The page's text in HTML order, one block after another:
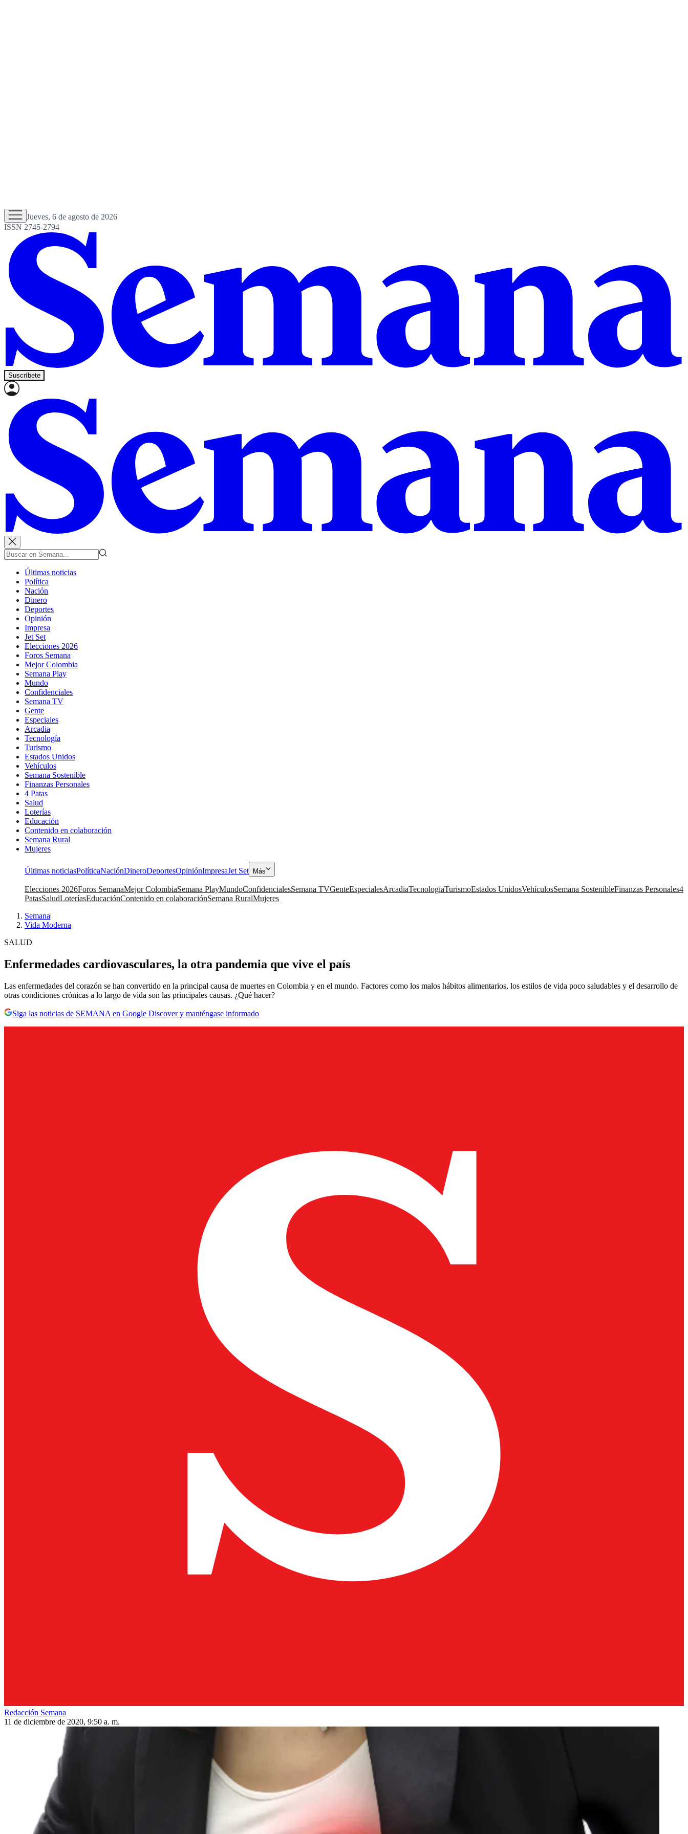
Jueves, 6 de agosto de 2026
ISSN 2745-2794
Suscríbete
Últimas noticias
Política
Nación
Dinero
Deportes
Opinión
Impresa
Jet Set
Elecciones 2026
Foros Semana
Mejor Colombia
Semana Play
Mundo
Confidenciales
Semana TV
Gente
Especiales
Arcadia
Tecnología
Turismo
Estados Unidos
Vehículos
Semana Sostenible
Finanzas Personales
4 Patas
Salud
Loterías
Educación
Contenido en colaboración
Semana Rural
Mujeres
Últimas noticiasPolíticaNaciónDineroDeportesOpiniónImpresaJet Set Más
Elecciones 2026Foros SemanaMejor ColombiaSemana PlayMundoConfidencialesSemana TVGenteEspecialesArcadiaTecnologíaTurismoEstados UnidosVehículosSemana SostenibleFinanzas Personales4
PatasSaludLoteríasEducaciónContenido en colaboraciónSemana RuralMujeres
Semana|
Vida Moderna
SALUD
Enfermedades cardiovasculares, la otra pandemia que vive el país
Las enfermedades del corazón se han convertido en la principal causa de muertes en Colombia y en el mundo. Factores como los malos hábitos alimentarios, los estilos de vida poco saludables y el desarrollo de
otras condiciones crónicas a lo largo de vida son las principales causas. ¿Qué hacer?
Siga las noticias de SEMANA en Google Discover y manténgase informado
Redacción Semana
11 de diciembre de 2020, 9:50 a. m.